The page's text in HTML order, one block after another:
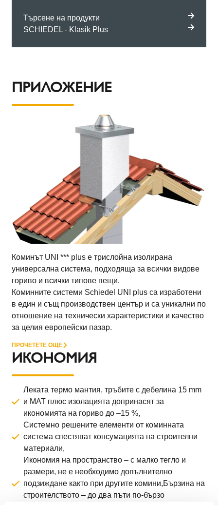
Търсене на продукти
SCHIEDEL - Klasik Plus
ПРИЛОЖЕНИЕ
Коминът UNI *** plus е трислойна изолирана
универсална система, подходяща за всички видове
гориво и всички типове пещи.
Коминните системи Schiedel UNI plus са изработени
в един и същ производствен център и са уникални по
отношение на технически характеристики и качество
за целия европейски пазар.
ПРОЧЕТЕТЕ ОЩЕ
ИКОНОМИЯ
Леката термо мантия, тръбите с дебелина 15 mm
и MAT плюс изолацията допринасят за
икономията на гориво до –15 %,
Системно решените елементи от коминната
система спестяват консумацията на строителни
материали,
Икономия на пространство – с малко тегло и
размери, не е необходимо допълнително
подзиждане както при другите комини,Бързина на
строителството – до два пъти по-бързо